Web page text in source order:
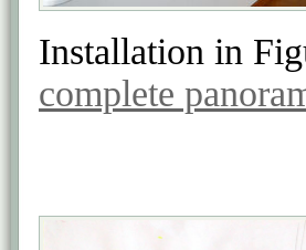
Installation in
complete